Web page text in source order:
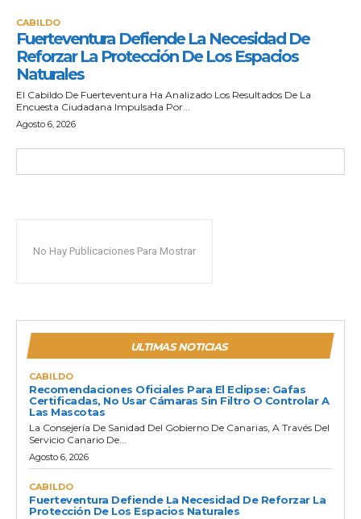
CABILDO
Fuerteventura Defiende La Necesidad De
Reforzar La Protección De Los Espacios
Naturales
El Cabildo De Fuerteventura Ha Analizado Los Resultados De La
Encuesta Ciudadana Impulsada Por...
Agosto 6, 2026
No Hay Publicaciones Para Mostrar
ULTIMAS NOTICIAS
CABILDO
Recomendaciones Oficiales Para El Eclipse: Gafas
Certificadas, No Usar Cámaras Sin Filtro O Controlar A
Las Mascotas
La Consejería De Sanidad Del Gobierno De Canarias, A Través Del
Servicio Canario De...
Agosto 6, 2026
CABILDO
Fuerteventura Defiende La Necesidad De Reforzar La
Protección De Los Espacios Naturales